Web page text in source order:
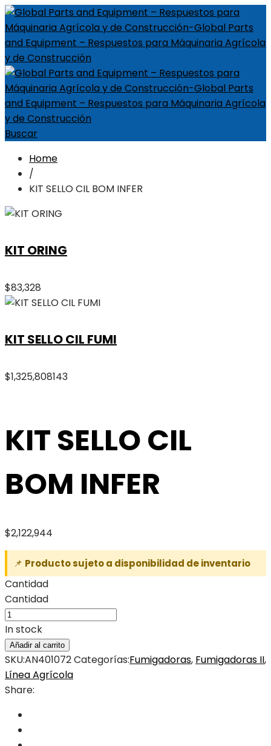
Buscar
Home
/
KIT SELLO CIL BOM INFER
KIT ORING
$83,328
KIT SELLO CIL FUMI
$1,325,808143
KIT SELLO CIL
BOM INFER
$2,122,944
📌 Producto sujeto a disponibilidad de inventario
Cantidad
Cantidad
In stock
Añadir al carrito
SKU:AN401072Categorías:Fumigadoras, Fumigadoras II,
Línea Agrícola
Share: